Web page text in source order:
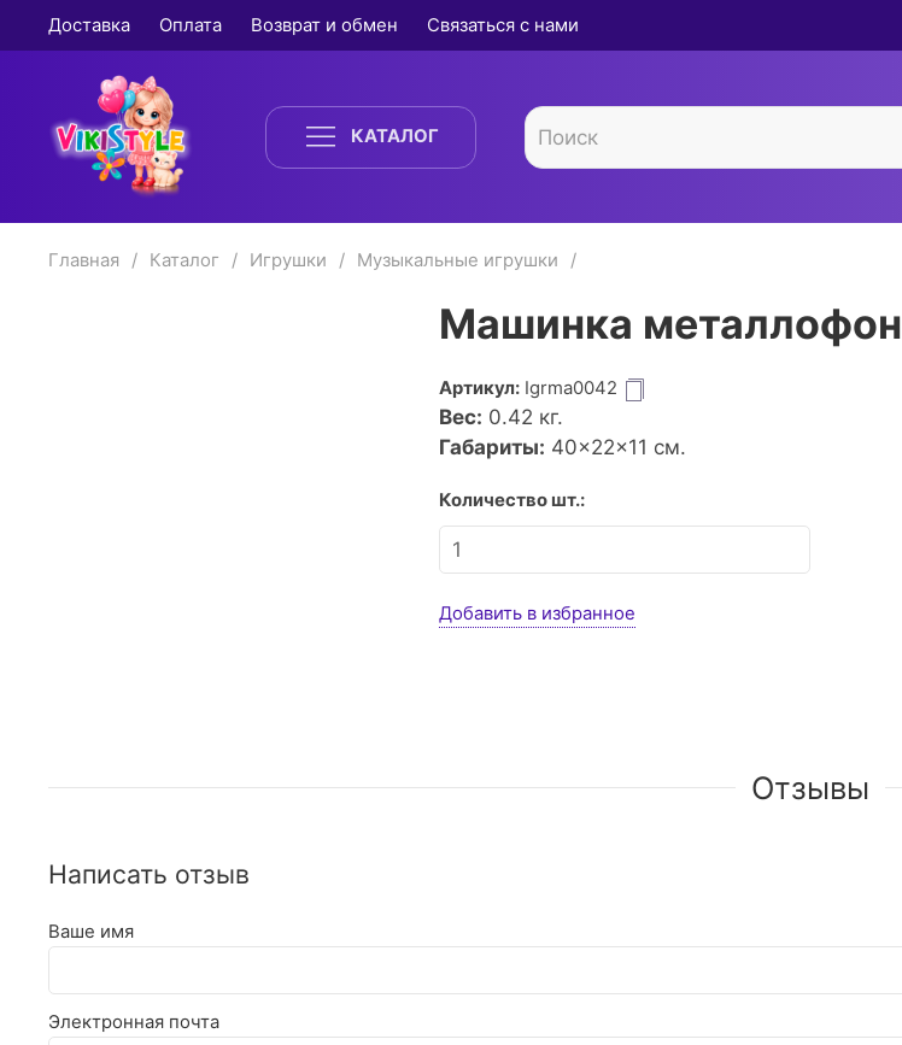
Доставка Оплата Возврат и обмен Связаться с нами
КАТАЛОГ
Главная Каталог Игрушки Музыкальные игрушки
Машинка металлофон
Артикул: Igrma0042
Вес: 0.42 кг.
Габариты: 40×22×11 см.
Количество шт.:
Добавить в избранное
Отзывы
Написать отзыв
Ваше имя
Электронная почта